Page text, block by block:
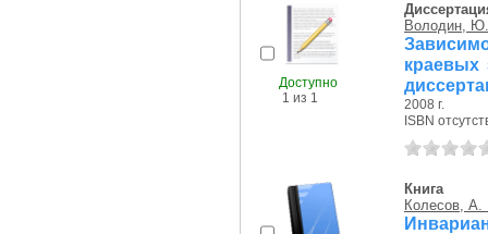
Доступно
1 из 1
Володин,
краевых
2008 г.
ISBN
Книга
Колесов,